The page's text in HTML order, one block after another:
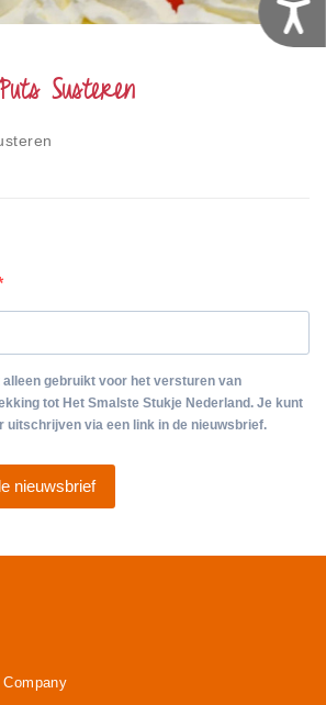
Susteren
gebruikt voor het versturen van
tot Het Smalste Stukje Nederland. Je kunt
uitschrijven via een link in de nieuwsbrief.
nieuwsbrief